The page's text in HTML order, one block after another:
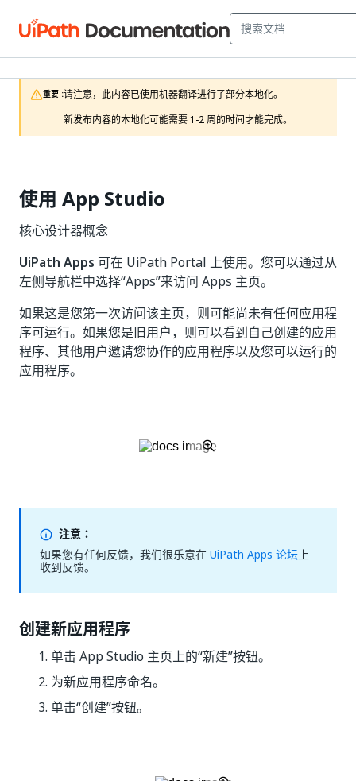
重要 :请注意，此内容已使用机器翻译进行了部分本地化。
新发布内容的本地化可能需要 1-2 周的时间才能完成。
使用 App Studio
核心设计器概念
UiPath Apps 可在 UiPath Portal 上使用。您可以通过从
左侧导航栏中选择“Apps”来访问 Apps 主页。
如果这是您第一次访问该主页，则可能尚未有任何应用程
序可运行。如果您是旧用户，则可以看到自己创建的应用
程序、其他用户邀请您协作的应用程序以及您可以运行的
应用程序。
注意：
如果您有任何反馈，我们很乐意在 UiPath Apps 论坛 上
收到反馈。
创建新应用程序
单击 App Studio 主页上的“新建”按钮。
为新应用程序命名。
单击“创建”按钮。